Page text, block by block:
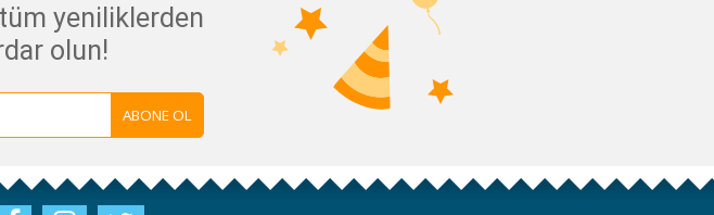
yeniliklerden
olun!
ABONE OL